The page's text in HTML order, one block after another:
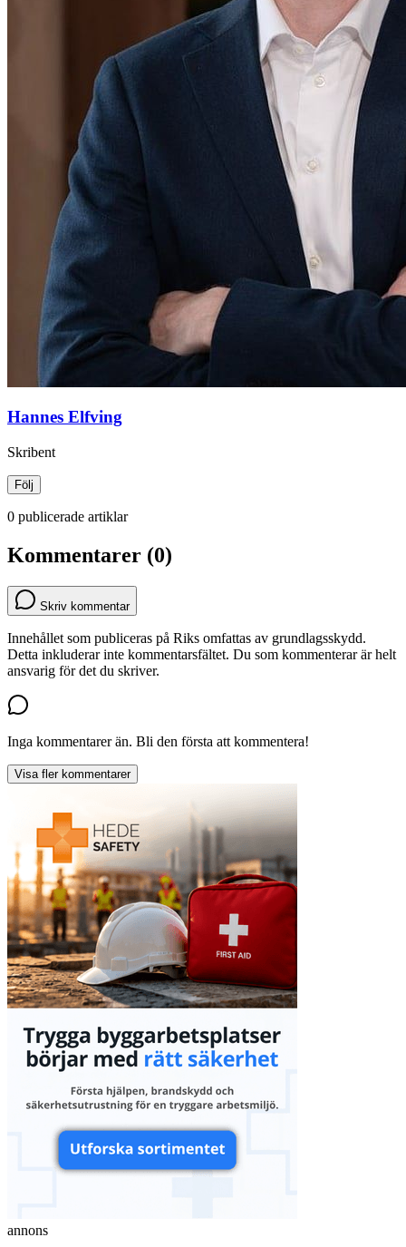
Hannes Elfving
Skribent
Följ
0 publicerade artiklar
Kommentarer (0)
Skriv kommentar
Innehållet som publiceras på Riks omfattas av grundlagsskydd.
Detta inkluderar inte kommentarsfältet. Du som kommenterar är helt
ansvarig för det du skriver.
Inga kommentarer än. Bli den första att kommentera!
Visa fler kommentarer
annons